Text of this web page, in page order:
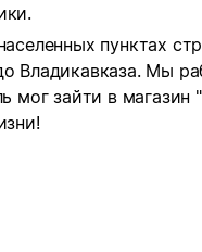
пунктах
Владикавказа. Мы
мог зайти в магазин